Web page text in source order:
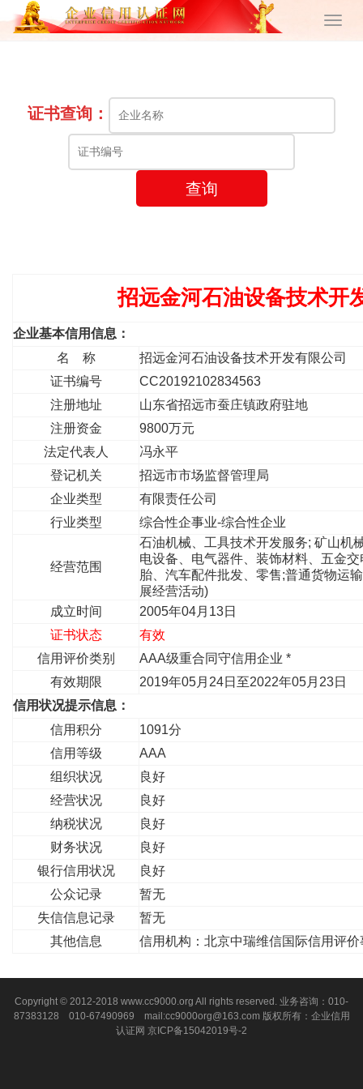
证书查询：
查询
招远金河石油设备技术开
企业基本信用信息：
名 称
招远金河石油设备技术开发有限公司
证书编号
CC20192102834563
注册地址
山东省招远市蚕庄镇政府驻地
注册资金
9800万元
法定代表人
冯永平
登记机关
招远市市场监督管理局
企业类型
有限责任公司
行业类型
综合性企事业-综合性企业
经营范围
石油机械、工具技术开发服务; 矿山机
电设备、电气器件、装饰材料、五金
胎、汽车配件批发、零售;普通货物运
展经营活动)
成立时间
2005年04月13日
证书状态
有效
信用评价类别
AAA级重合同守信用企业 *
有效期限
2019年05月24日至2022年05月23日
信用状况提示信息：
信用积分
1091分
信用等级
AAA
组织状况
良好
经营状况
良好
纳税状况
良好
财务状况
良好
银行信用状况
良好
公众记录
暂无
失信信息记录
暂无
其他信息
信用机构：北京中瑞维信国际信用评
Copyright © 2012-2018 www.cc9000.org All rights reserved. 业务咨询：010-
87383128 010-67490969 mail:cc9000org@163.com 版权所有：企业信用
认证网 京ICP备15042019号-2